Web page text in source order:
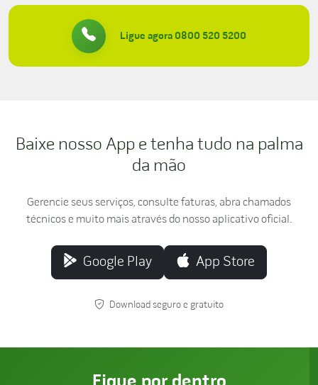
Ligue agora 0800 520 5200
Baixe nosso App e tenha tudo na palma
da mão
Gerencie seus serviços, consulte faturas, abra chamados
técnicos e muito mais através do nosso aplicativo oficial.
Google Play App Store
Download seguro e gratuito